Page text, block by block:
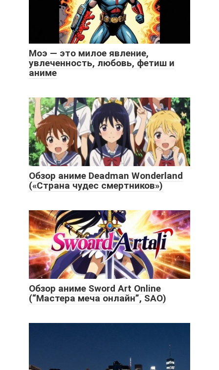
Моэ — это милое явление,
увлеченность, любовь, фетиш и
аниме
Обзор аниме Deadman Wonderland
(«Страна чудес смертников»)
Обзор аниме Sword Art Online
(“Мастера меча онлайн”, SAO)